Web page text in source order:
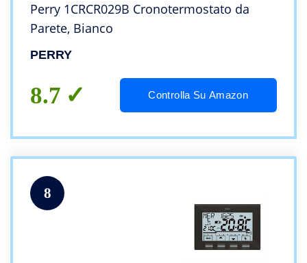
Perry 1CRCR029B Cronotermostato da
Parete, Bianco
PERRY
8.7 Controlla Su Amazon
8